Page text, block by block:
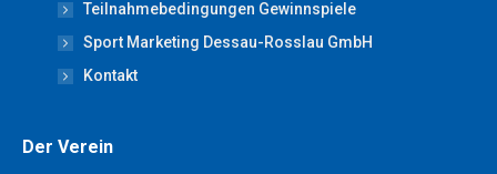
Teilnahmebedingungen Gewinnspiele
Sport Marketing Dessau-Rosslau GmbH
Kontakt
Der Verein